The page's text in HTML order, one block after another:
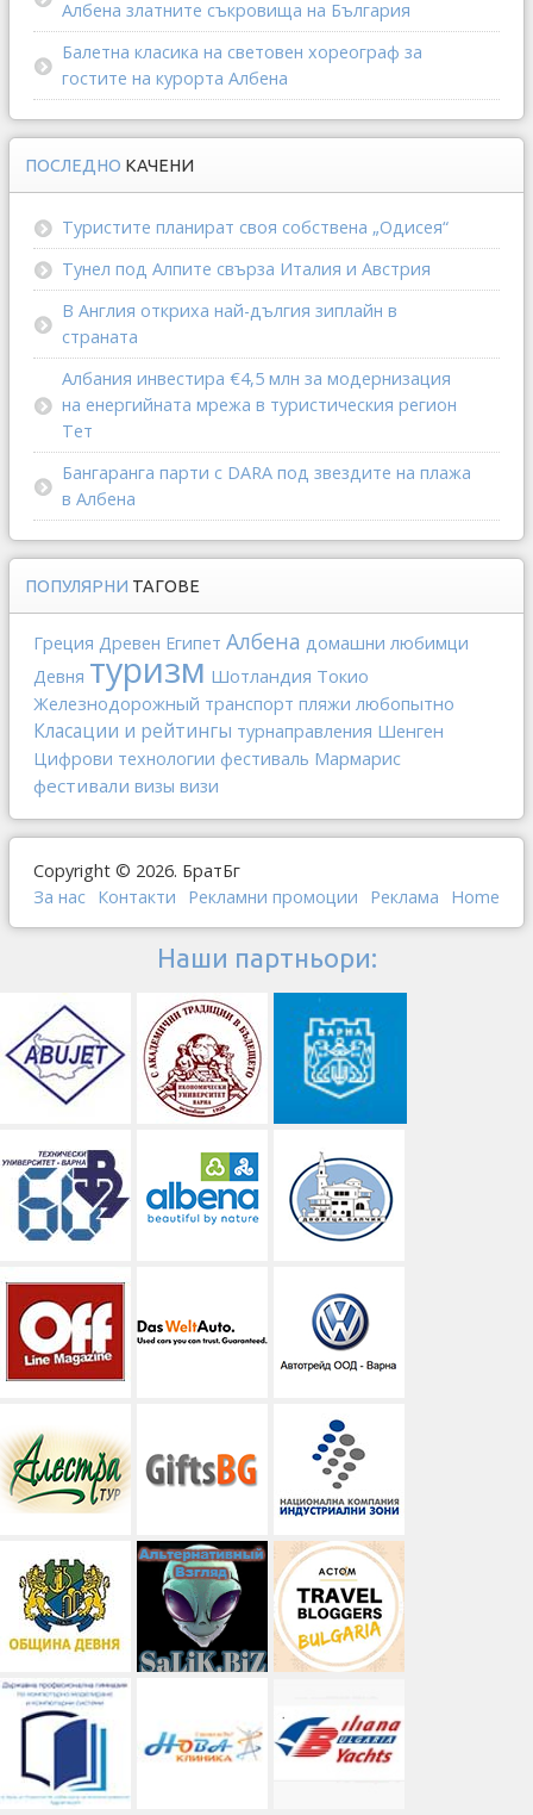
Албена златните съкровища на България
Балетна класика на световен хореограф за
гостите на курорта Албена
ПОСЛЕДНО КАЧЕНИ
Туристите планират своя собствена „Одисея“
Тунел под Алпите свърза Италия и Австрия
В Англия откриха най-дългия зиплайн в
страната
Албания инвестира €4,5 млн за модернизация
на енергийната мрежа в туристическия регион
Тет
Бангаранга парти с DARA под звездите на плажа
в Албена
ПОПУЛЯРНИ ТАГОВЕ
Греция Древен Египет Албена домашни любимци
Девня туризм Шотландия Токио
Железнодорожный транспорт пляжи любопытно
Класации и рейтингы турнаправления Шенген
Цифрови технологии фестиваль Мармарис
фестивали визы визи
Copyright © 2026. БратБг
За нас Контакти Рекламни промоции Реклама Home
Наши партньори: